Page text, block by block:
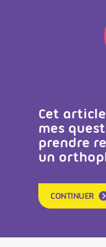
Cet
mes
prendre
un
CONTINUER